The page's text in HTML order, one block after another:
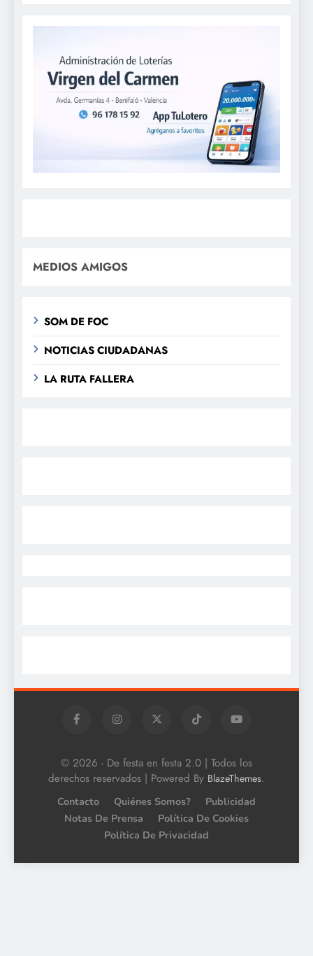
MEDIOS AMIGOS
SOM DE FOC
NOTICIAS CIUDADANAS
LA RUTA FALLERA
© 2026 - De festa en festa 2.0 | Todos los
derechos reservados | Powered By BlazeThemes.
Contacto Quiénes Somos?
Publicidad
Notas De Prensa
Política De Cookies
Política De Privacidad